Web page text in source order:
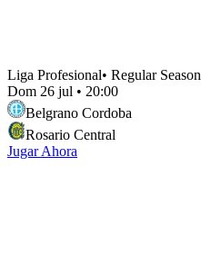
Liga Profesional• Regular Season
Dom 26 jul • 20:00
Belgrano Cordoba
Rosario Central
Jugar Ahora